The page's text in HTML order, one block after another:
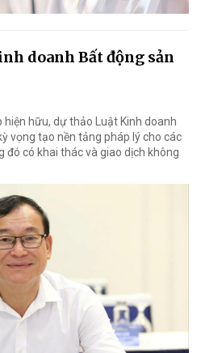
doanh Bất động sản
hữu, dự thảo Luật Kinh doanh
vọng tạo nền tảng pháp lý cho các
đó có khai thác và giao dịch không